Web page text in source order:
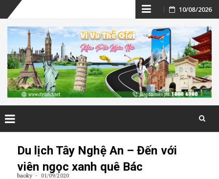
Skip
to
content
10/08/2026
Du lịch Tây Nghệ An – Đến với
viên ngọc xanh quê Bác
baoky 01/09/2020